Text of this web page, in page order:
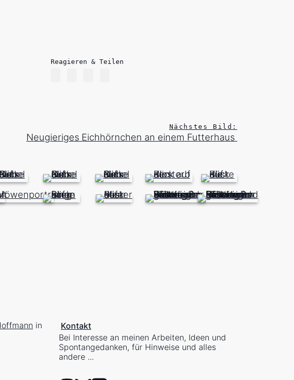
Reagieren & Teilen
Nächstes Bild:
Neugieriges Eichhörnchen an einem Futterhaus
in
Kontakt
Bei Interesse an meinen Arbeiten, Ideen und
Spontangedanken, für Hinweise und alles
andere ...